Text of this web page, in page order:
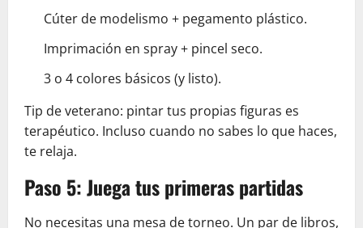
Cúter de modelismo + pegamento plástico.
Imprimación en spray + pincel seco.
3 o 4 colores básicos (y listo).
Tip de veterano: pintar tus propias figuras es
terapéutico. Incluso cuando no sabes lo que haces,
te relaja.
Paso 5: Juega tus primeras partidas
No necesitas una mesa de torneo. Un par de libros,